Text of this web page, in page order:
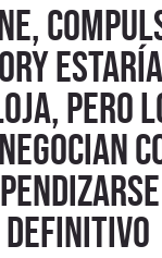
pero